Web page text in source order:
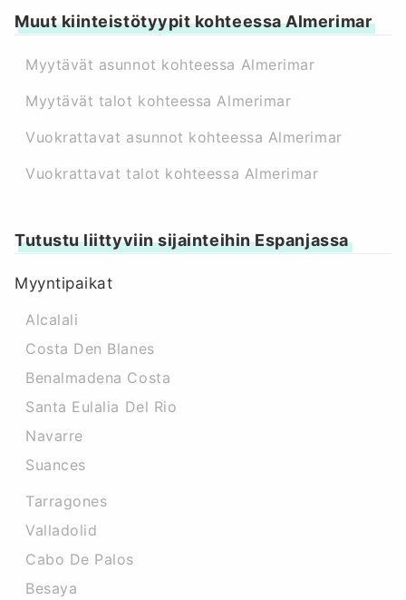
Muut kiinteistötyypit kohteessa Almerimar
Myytävät asunnot kohteessa Almerimar
Myytävät talot kohteessa Almerimar
Vuokrattavat asunnot kohteessa Almerimar
Vuokrattavat talot kohteessa Almerimar
Tutustu liittyviin sijainteihin Espanjassa
Myyntipaikat
Alcalali
Costa Den Blanes
Benalmadena Costa
Santa Eulalia Del Rio
Navarre
Suances
Tarragones
Valladolid
Cabo De Palos
Besaya